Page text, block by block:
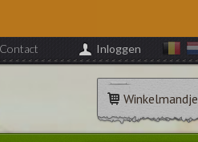
Contact Inloggen
Winkelmandje